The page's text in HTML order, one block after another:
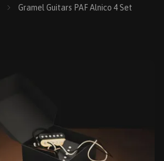
Gramel Guitars PAF Alnico 4 Set